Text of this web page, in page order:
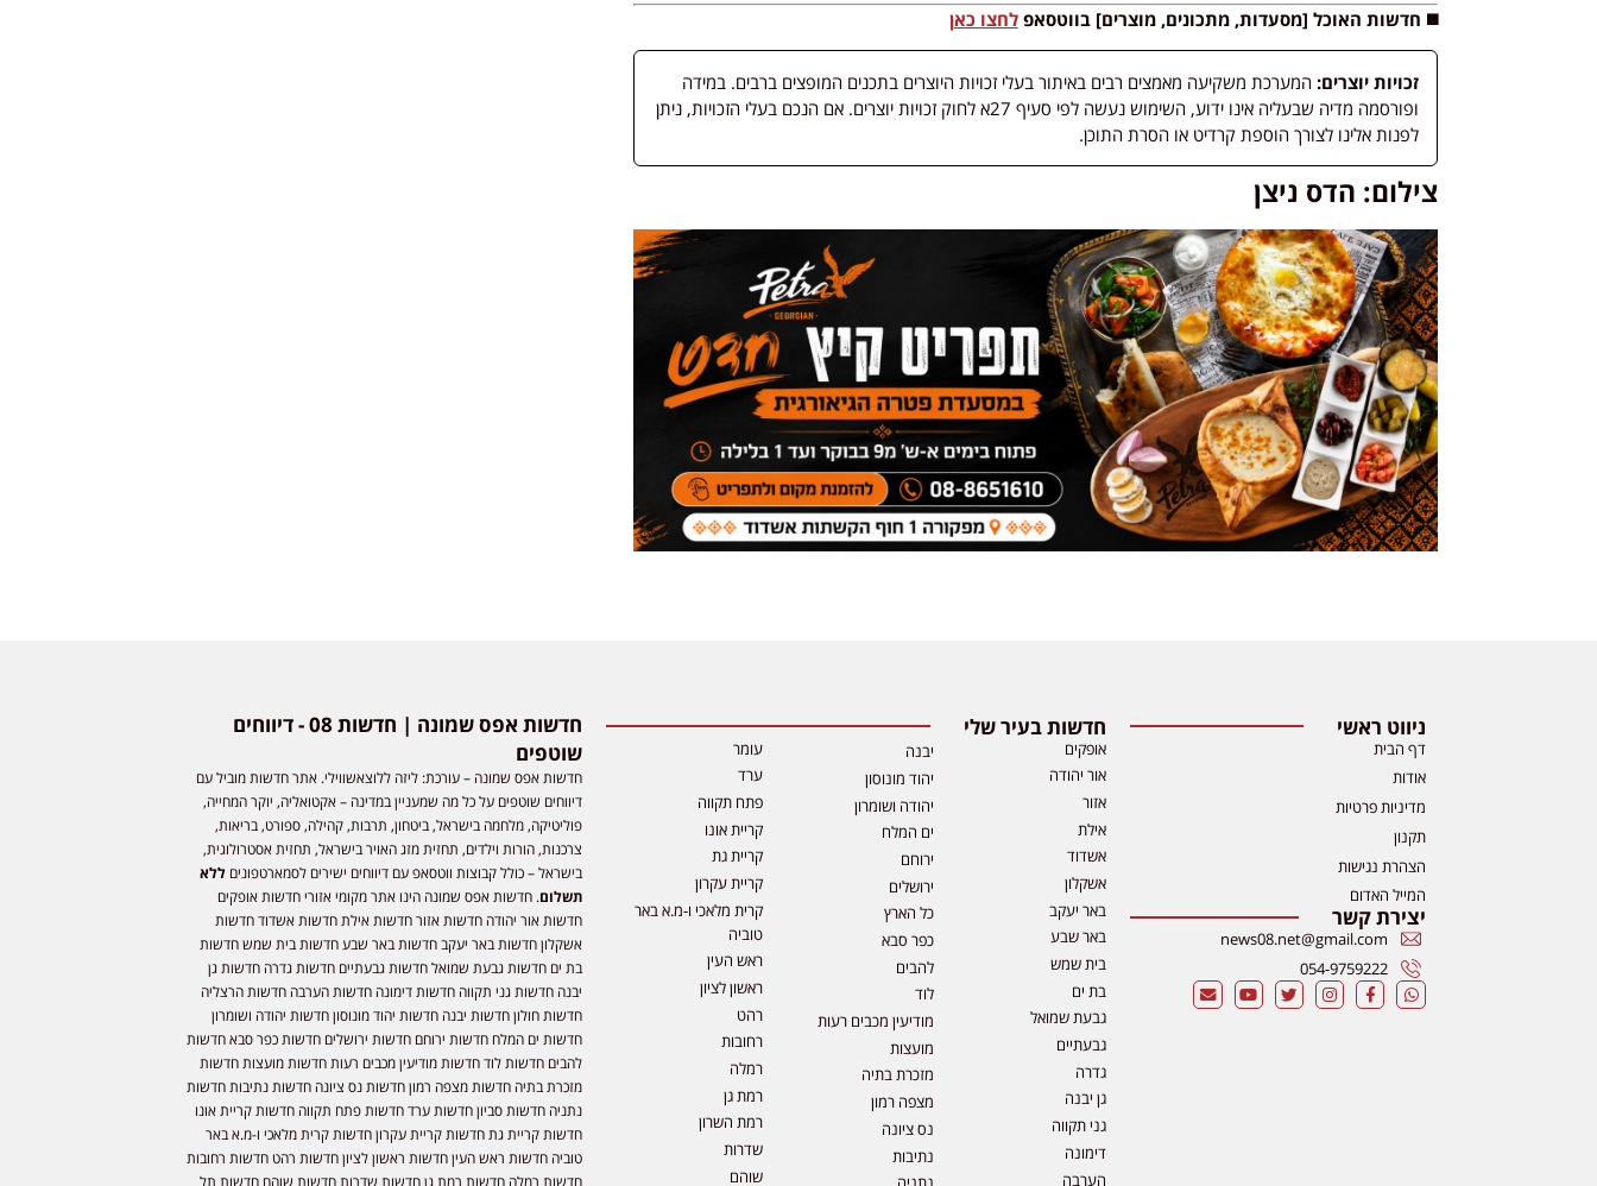
◼️ חדשות האוכל [מסעדות, מתכונים, מוצרים] בווטסאפלחצו כאן
זכויות יוצרים: המערכת משקיעה מאמצים רבים באיתור בעלי זכויות היוצרים בתכנים המופצים ברבים. במידה
ופורסמה מדיה שבעליה אינו ידוע, השימוש נעשה לפי סעיף 27א לחוק זכויות יוצרים. אם הנכם בעלי הזכויות, ניתן
לפנות אלינו לצורך הוספת קרדיט או הסרת התוכן.
צילום: הדס ניצן
ניווט ראשי
דף הבית
אודות
מדיניות פרטיות
תקנון
הצהרת נגישות
המייל האדום
יצירת קשר
news08.net@gmail.com
054-9759222
חדשות בעיר שלי
אופקים
אור יהודה
אזור
אילת
אשדוד
אשקלון
באר יעקב
באר שבע
בית שמש
בת ים
גבעת שמואל
גבעתיים
גדרה
גן יבנה
גני תקווה
דימונה
הערבה
יבנה
יהוד מונוסון
יהודה ושומרון
ים המלח
ירוחם
ירושלים
כל הארץ
כפר סבא
להבים
לוד
מודיעין מכבים רעות
מועצות
מזכרת בתיה
מצפה רמון
נס ציונה
נתיבות
עומר
ערד
פתח תקווה
קריית אונו
קריית גת
קריית עקרון
קרית מלאכי ו-מ.א באר
טוביה
ראש העין
ראשון לציון
רהט
רחובות
רמלה
רמת גן
רמת השרון
שדרות
שוהם
חדשות אפס שמונה | חדשות 08 - דיווחים
שוטפים
חדשות אפס שמונה – עורכת: ליזה ללוצאשווילי. אתר חדשות מוביל עם
דיווחים שוטפים על כל מה שמעניין במדינה – אקטואליה, יוקר המחייה,
פוליטיקה, מלחמה בישראל, ביטחון, תרבות, קהילה, ספורט, בריאות,
צרכנות, הורות וילדים, תחזית מזג האויר בישראל, תחזית אסטרולוגית,
בישראל – כולל קבוצות ווטסאפ עם דיווחים ישירים לסמארטפוניםללא
תשלום. חדשות אפס שמונה הינו אתר מקומי אזורי חדשות אופקים
חדשות אור יהודה חדשות אזור חדשות אילת חדשות אשדוד חדשות
אשקלון חדשות באר יעקב חדשות באר שבע חדשות בית שמש חדשות
בת ים חדשות גבעת שמואל חדשות גבעתיים חדשות גדרה חדשות גן
יבנה חדשות גני תקווה חדשות דימונה חדשות הערבה חדשות הרצליה
חדשות חולון חדשות יבנה חדשות יהוד מונוסון חדשות יהודה ושומרון
חדשות ים המלח חדשות ירוחם חדשות ירושלים חדשות כפר סבא חדשות
להבים חדשות לוד חדשות מודיעין מכבים רעות חדשות מועצות חדשות
מזכרת בתיה חדשות מצפה רמון חדשות נס ציונה חדשות נתיבות חדשות
נתניה חדשות סביון חדשות ערד חדשות פתח תקווה חדשות קריית אונו
חדשות קריית גת חדשות קריית עקרון חדשות קרית מלאכי ו-מ.א באר
טוביה חדשות ראש העין חדשות ראשון לציון חדשות רהט חדשות רחובות
חדשות רמלה חדשות רמת גן חדשות שדרות חדשות שוהם חדשות תל